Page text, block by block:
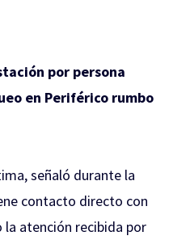
por persona
en Periférico rumbo
señaló durante la
contacto directo con
atención recibida por